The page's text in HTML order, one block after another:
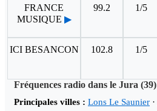
FRANCE
MUSIQUE ▶
99.2 1/5
ICI BESANCON 102.8 1/5
Fréquences radio dans le Jura (39)
Principales villes : Lons Le Saunier ·